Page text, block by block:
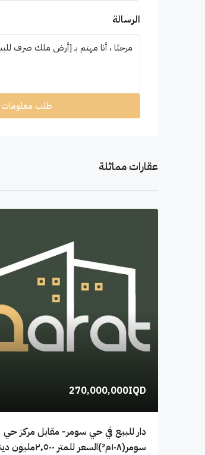
الرسالة
طلب معلومات
عقارات مماثلة
270,000,000IQD
دار للبيع في حي سومر- مقابل مركز حي
سومر(١٠٨م²)السعر للمتر ٢٬٥٠٠مليون دينار